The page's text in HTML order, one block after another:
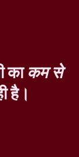
काकम से
है।